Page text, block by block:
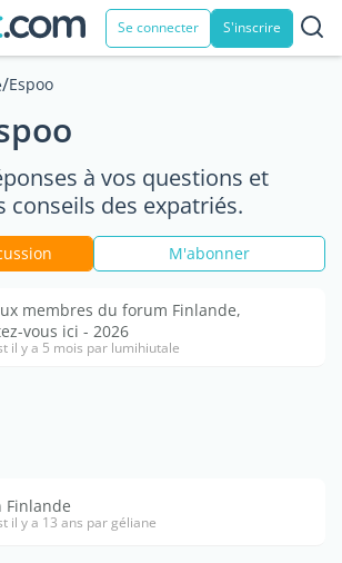
Se connecter S'inscrire
/Espoo
à vos questions et
conseils des expatriés.
M'abonner
membres du forum Finlande,
vous ici - 2026
il y a 5 mois par lumihiutale
Finlande
il y a 13 ans par géliane